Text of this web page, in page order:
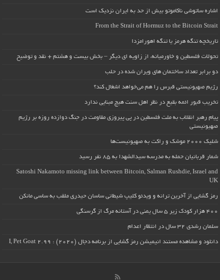
اشاره ساتوشی ناکاموتو بیش از حد به ایران نزدیک است
From the Strait of Hormuz to the Bitcoin Strait
تاریخچه تنگه هرمز یا تنگه اهورامزدا
تحولات فلسطین و خاورمیانه، از زاویه ای دیگر – بخش بیست و هشتم + نقد و توضیح
دو برابر تعداد ساختمان های ویران شده در حلب
رژیم صهیونیستی قبرس را هم می‌خواهد اشغال کند؟
تخریب قبور ائمه بقیع در نظر اهل سنت هیچ مبنایی ندارد
پیام رهبر انقلاب به ملت فلسطین در پی پیروزی مقاومت در جنگ دوازده روزه بر رژیم
صهیونیستی
شلیک ۲۰۰۰ موشک و راکت به صهیونیست‌ها
شمار قربانیان حمله به مدرسه سیدالشهدا به ۸۵ نفر رسید
Satoshi Nakamoto missing link between Bitcoin, Salman Rushdie, Israel and
UK
رمز گشایی از آخرین ترانه و ویدئو کلیپ شیطانی ساسان حیدری ملقب به ساسی مانکن
۴۰۰ هزار کودک زیر ۵ سال یمنی در آستانه مرگ از گرسنگی
سلمان رشدی ۳۲ سال در انتظار اعدام
دانلود و مشاهده مستند انیمیشن رمز گشایی از برنامه دجال (۲۰۲۰) : I, Pet Goat 2.99